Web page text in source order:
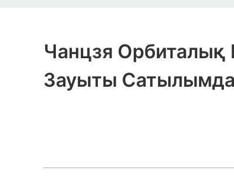
Чанцзя Орбиталық
Зауыты Сатылымда